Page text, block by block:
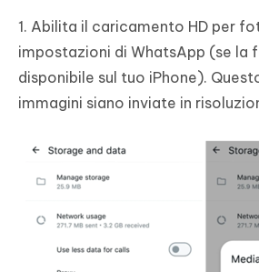
1. Abilita il caricamento HD per
impostazioni di WhatsApp (se la
disponibile sul tuo iPhone).
immagini siano inviate in